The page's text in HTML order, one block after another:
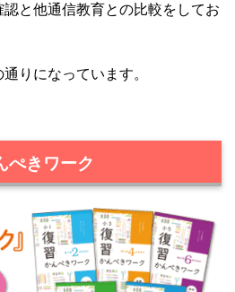
と他通信教育との比較をしてお
りになっています。
ぺきワーク